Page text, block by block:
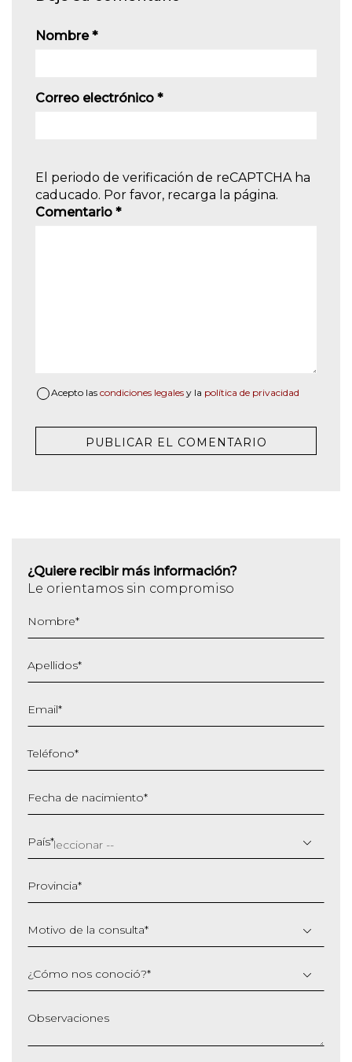
Nombre*
Correo electrónico *
El periodo de verificación de reCAPTCHA ha
caducado. Por favor, recarga la página.
Comentario *
Acepto las condiciones legales y la política de privacidad
¿Quiere recibir más información?
Le orientamos sin compromiso
Nombre*
Apellidos*
Email*
Teléfono*
Fecha de nacimiento*
barra
MM
AAAA
País*
Provincia*
Motivo de la consulta*
¿Cómo nos conoció?*
Observaciones